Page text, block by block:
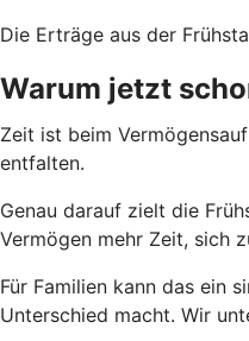
Die Erträge aus der
Warum jetzt
Zeit ist beim
entfalten.
Genau darauf zielt die
Vermögen mehr Zeit, sich
Für Familien kann das ein
Unterschied macht. Wir